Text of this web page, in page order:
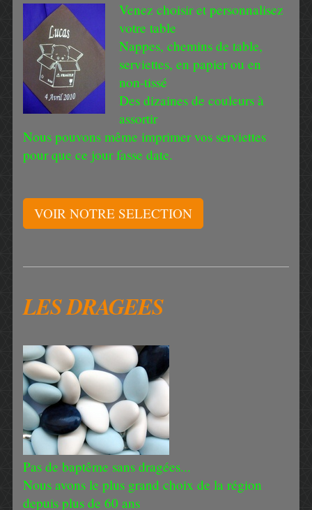
Venez choisir et personnalisez
votre table
Nappes, chemins de table,
serviettes, en papier ou en
non-tissé
Des dizaines de couleurs à
assortir
Nous pouvons même imprimer vos serviettes
pour que ce jour fasse date.
VOIR NOTRE SELECTION
LES DRAGEES
Pas de baptême sans dragées...
Nous avons le plus grand choix de la région
depuis plus de 60 ans